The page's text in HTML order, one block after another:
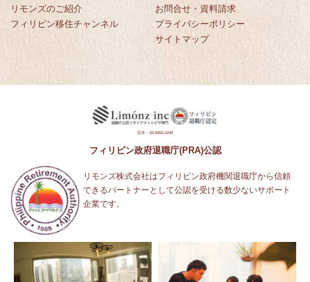
リモンズのご紹介
フィリピン移住チャンネル
お問合せ・資料請求
プライバシーポリシー
サイトマップ
日本：03-6555-4240
フィリピン政府退職庁(PRA)公認
リモンズ株式会社はフィリピン政府機関退職庁から信頼
できるパートナーとして公認を受ける数少ないサポート
企業です。